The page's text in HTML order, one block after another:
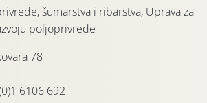
šumarstva i ribarstva, Uprava za
poljoprivrede
78
6106 692